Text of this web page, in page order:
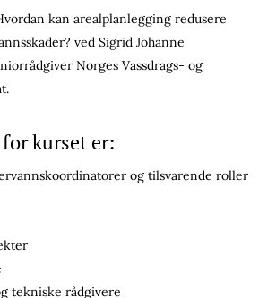
kan arealplanlegging redusere
ved Sigrid Johanne
Norges Vassdrags- og
kurset er:
og tilsvarende roller
tekniske rådgivere